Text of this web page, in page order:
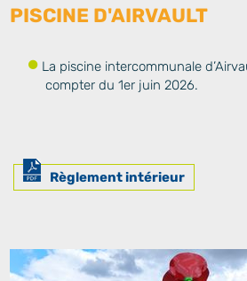
PISCINE D'AIRVAULT
La piscine intercommunale
compter du 1er juin 2026.
Règlement intérieur